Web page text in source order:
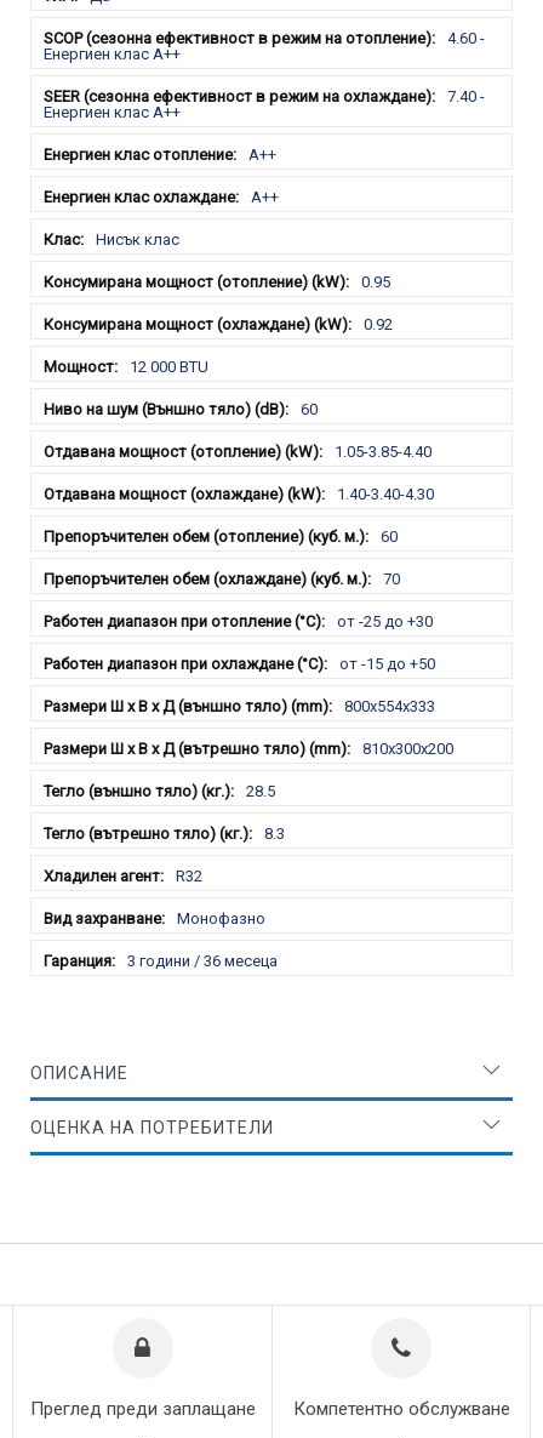
4.60 -
Енергиен клас А++
7.40 -
Енергиен клас А++
A++
A++
Нисък клас
0.95
0.92
12 000 BTU
60
1.05-3.85-4.40
1.40-3.40-4.30
60
70
от -25 до +30
от -15 до +50
800x554x333
810x300x200
28.5
8.3
R32
Монофазно
3 години / 36 месеца
ОПИСАНИЕ
ОЦЕНКА НА ПОТРЕБИТЕЛИ
Преглед преди заплащане Компетентно обслужване